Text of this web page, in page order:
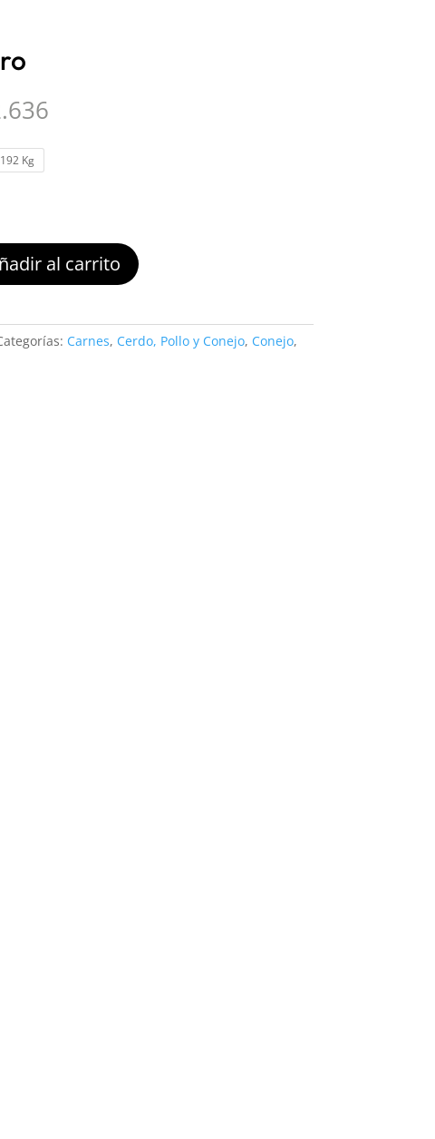
Rango
Kg
al carrito
Carnes, Cerdo, Pollo y Conejo, Conejo,